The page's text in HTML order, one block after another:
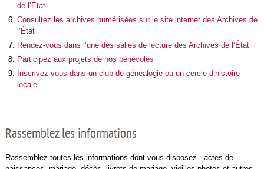
de l’État
Consultez les archives numérisées sur le site internet des Archives de
l’État
Rendez-vous dans l’une des salles de lecture des Archives de l’État
Participez aux projets de nos bénévoles
Inscrivez-vous dans un club de généalogie ou un cercle d’histoire
locale
Rassemblez les informations
Rassemblez toutes les informations dont vous disposez : actes de